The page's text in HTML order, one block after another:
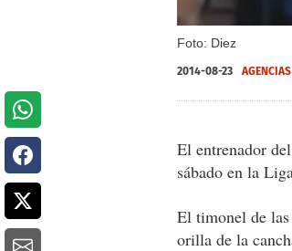
Foto: Diez
2014-08-23 AGENCIAS
El entrenador
sábado en la
El timonel de
orilla de la